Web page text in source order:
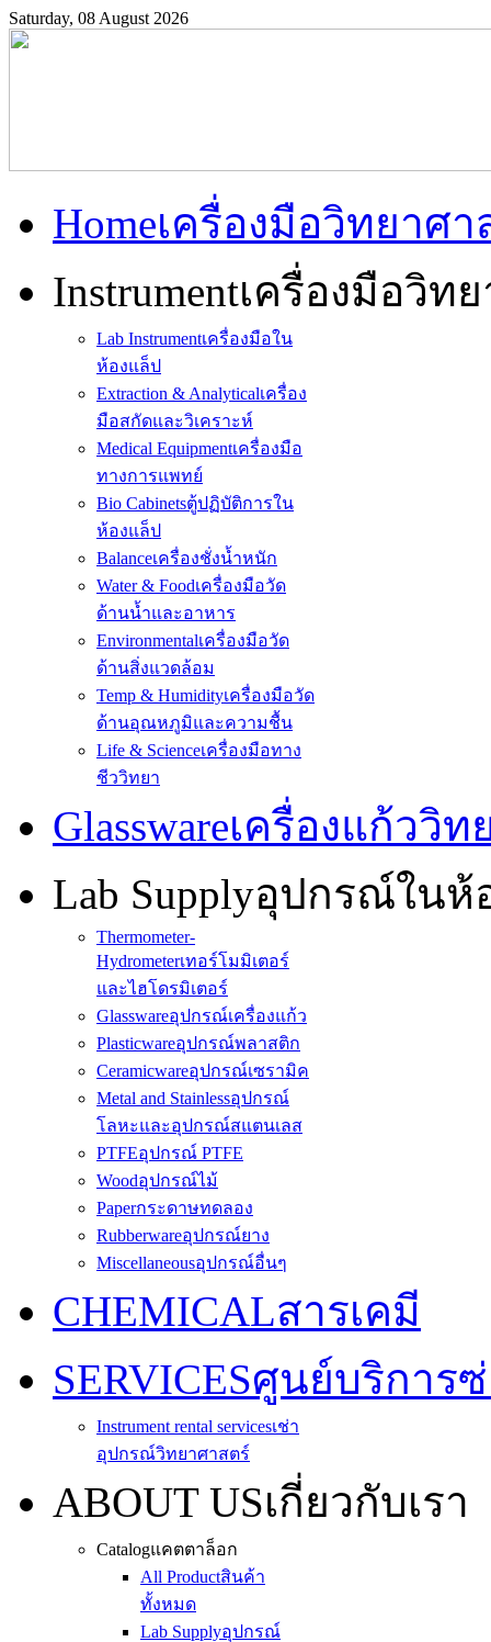
Saturday, 08 August 2026
Homeเครื่องมือวิทยาศา
Instrumentเครื่องมือวิท
Lab Instrumentเครื่องมือใน
ห้องแล็ป
Extraction & Analyticalเครื่อง
มือสกัดและวิเคราะห์
Medical Equipmentเครื่องมือ
ทางการแพทย์
Bio Cabinetsตู้ปฏิบัติการใน
ห้องแล็ป
Balanceเครื่องชั่งน้ำหนัก
Water & Foodเครื่องมือวัด
ด้านน้ำและอาหาร
Environmentalเครื่องมือวัด
ด้านสิ่งแวดล้อม
Temp & Humidityเครื่องมือวัด
ด้านอุณหภูมิและความชื้น
Life & Scienceเครื่องมือทาง
ชีววิทยา
Glasswareเครื่องแก้ววิท
Lab Supplyอุปกรณ์ในห้
Thermometer-
Hydrometerเทอร์โมมิเตอร์
และไฮโดรมิเตอร์
Glasswareอุปกรณ์เครื่องแก้ว
Plasticwareอุปกรณ์พลาสติก
Ceramicwareอุปกรณ์เซรามิค
Metal and Stainlessอุปกรณ์
โลหะและอุปกรณ์สแตนเลส
PTFEอุปกรณ์ PTFE
Woodอุปกรณ์ไม้
Paperกระดาษทดลอง
Rubberwareอุปกรณ์ยาง
Miscellaneousอุปกรณ์อื่นๆ
CHEMICALสารเคมี
SERVICESศูนย์บริการ
Instrument rental servicesเช่า
อุปกรณ์วิทยาศาสตร์
ABOUT USเกี่ยวกับเรา
Catalogแคตตาล็อก
All Productสินค้า
ทั้งหมด
Lab Supplyอุปกรณ์